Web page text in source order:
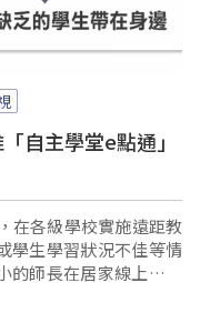
自主學堂e點通」
在各級學校實施遠距教
學生學習狀況不佳等情
師長在居家線上學習
邊，讓學生不致於因
學失聯。